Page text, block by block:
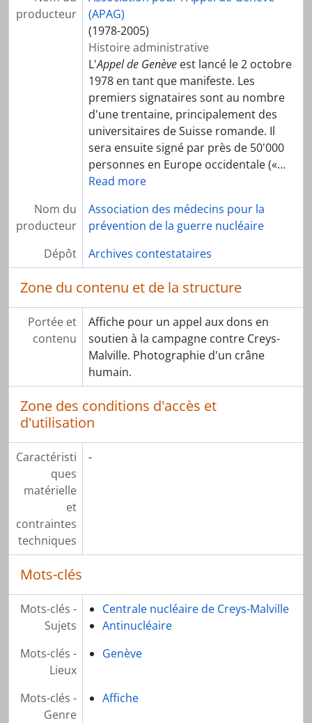
producteur
(APAG)
(1978-2005)
Histoire administrative
L'Appel de Genèveest lancé le 2 octobre
1978 en tant que manifeste. Les
premiers signataires sont au nombre
d'une trentaine, principalement des
universitaires de Suisse romande. Il
sera ensuite signé par près de 50'000
personnes en Europe occidentale («…
Read more
Nom du
producteur
Association des médecins pour la
prévention de la guerre nucléaire
Dépôt
Archives contestataires
Zone du contenu et de la structure
Portée et
contenu
Affiche pour un appel aux dons en
soutien à la campagne contre Creys-
Malville. Photographie d'un crâne
humain.
Zone des conditions d'accès et
d'utilisation
Caractéristi
ques
matérielle
et
contraintes
techniques
-
Mots-clés
Mots-clés -
Sujets
Centrale nucléaire de Creys-Malville
Antinucléaire
Mots-clés -
Lieux
Genève
Mots-clés -
Genre
Affiche